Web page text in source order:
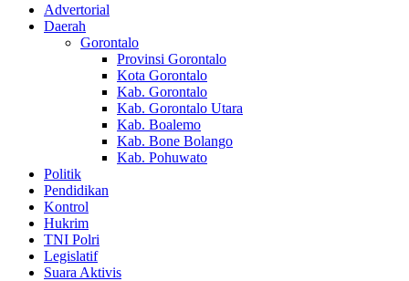
Advertorial
Daerah
Gorontalo
Provinsi Gorontalo
Kota Gorontalo
Kab. Gorontalo
Kab. Gorontalo Utara
Kab. Boalemo
Kab. Bone Bolango
Kab. Pohuwato
Politik
Pendidikan
Kontrol
Hukrim
TNI Polri
Legislatif
Suara Aktivis